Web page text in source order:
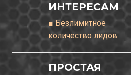
ИНТЕРЕСАМ
■ Безлимитное
количество лидов
ПРОСТАЯ